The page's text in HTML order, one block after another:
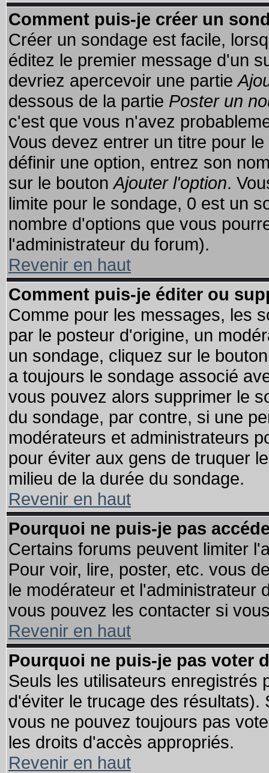
Comment puis-je créer un
Créer un sondage est facile,
éditez le premier message d'un
devriez apercevoir une partie
dessous de la partie Poster un
c'est que vous n'avez
Vous devez entrer un titre pour
définir une option, entrez son
sur le boutonAjouter l'option.
limite pour le sondage, 0 est un
nombre d'options que vous
l'administrateur du forum).
Revenir en haut
Comment puis-je éditer ou
Comme pour les messages, les
par le posteur d'origine, un
un sondage, cliquez sur le
a toujours le sondage associé
vous pouvez alors supprimer le
du sondage, par contre, si une
modérateurs et administrateurs
pour éviter aux gens de truquer
milieu de la durée du sondage.
Revenir en haut
Pourquoi ne puis-je pas
Certains forums peuvent limiter
Pour voir, lire, poster, etc. vous
le modérateur et l'administrateur
vous pouvez les contacter si
Revenir en haut
Pourquoi ne puis-je pas voter
Seuls les utilisateurs enregistrés
d'éviter le trucage des
vous ne pouvez toujours pas
les droits d'accès appropriés.
Revenir en haut